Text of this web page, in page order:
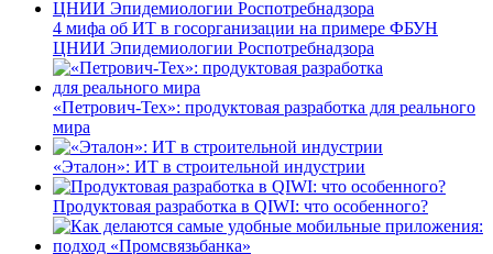
4 мифа об ИТ в госорганизации на примере ФБУН
ЦНИИ Эпидемиологии Роспотребнадзора
«Петрович-Тех»: продуктовая разработка для реального
мира
«Эталон»: ИТ в строительной индустрии
Продуктовая разработка в QIWI: что особенного?